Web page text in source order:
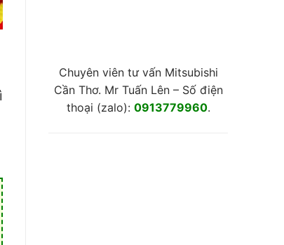
Chuyên viên tư vấn Mitsubishi
Cần Thơ. Mr Tuấn Lên – Số điện
thoại (zalo): 0913779960.